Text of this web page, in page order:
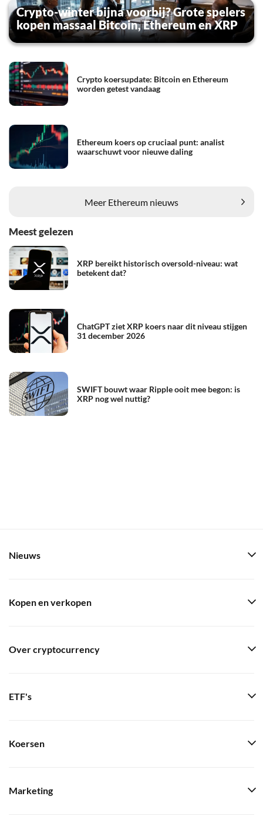
Crypto-winter bijna voorbij? Grote spelers
kopen massaal Bitcoin, Ethereum en XRP
Crypto koersupdate: Bitcoin en Ethereum
worden getest vandaag
Ethereum koers op cruciaal punt: analist
waarschuwt voor nieuwe daling
Meer Ethereum nieuws
Meest gelezen
XRP bereikt historisch oversold-niveau: wat
betekent dat?
ChatGPT ziet XRP koers naar dit niveau stijgen
31 december 2026
SWIFT bouwt waar Ripple ooit mee begon: is
XRP nog wel nuttig?
Nieuws
Kopen en verkopen
Over cryptocurrency
ETF's
Koersen
Marketing